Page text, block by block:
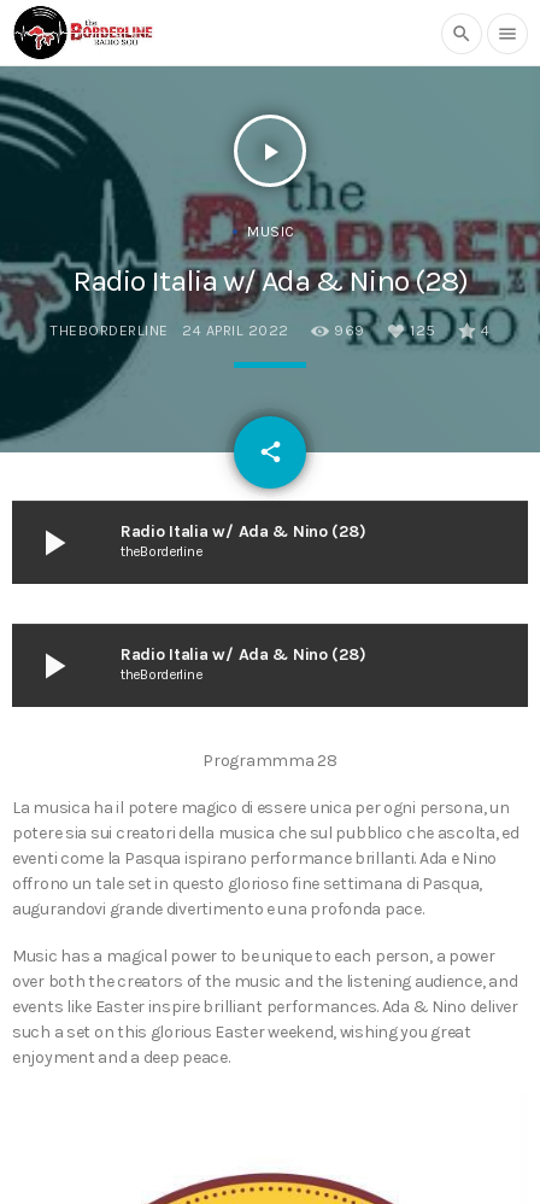
search menu
play_arrow
MUSIC
Radio Italia w/ Ada & Nino (28)
THEBORDERLINE 24 APRIL 2022 969 125 4
share
email
play_arrow Radio Italia w/ Ada & Nino (28)
theBorderline
play_arrow Radio Italia w/ Ada & Nino (28)
theBorderline
Programmma 28
La musica ha il potere magico di essere unica per ogni persona, un
potere sia sui creatori della musica che sul pubblico che ascolta, ed
eventi come la Pasqua ispirano performance brillanti. Ada e Nino
offrono un tale set in questo glorioso fine settimana di Pasqua,
augurandovi grande divertimento e una profonda pace.
Music has a magical power to be unique to each person, a power
over both the creators of the music and the listening audience, and
events like Easter inspire brilliant performances. Ada & Nino deliver
such a set on this glorious Easter weekend, wishing you great
enjoyment and a deep peace.